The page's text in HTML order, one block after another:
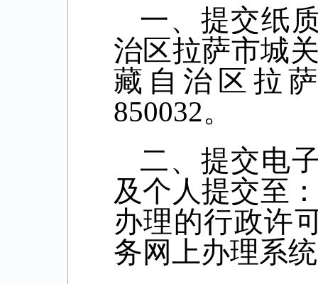
一、提交纸
治区拉萨市城
藏自治区拉
850032。
二、提交电
及个人提交至
办理的行政许
务网上办理系统